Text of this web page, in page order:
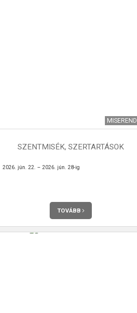
MISEREND
SZENTMISÉK, SZERTARTÁSOK
2026. jún. 22. – 2026. jún. 28-ig
TOVÁBB